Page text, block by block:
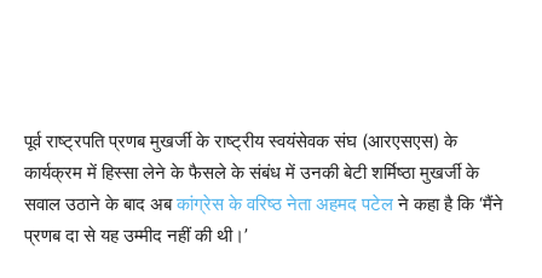
पूर्व राष्ट्रपति प्रणब मुखर्जी के राष्ट्रीय स्वयंसेवक संघ (आरएसएस) के
कार्यक्रम में हिस्सा लेने के फैसले के संबंध में उनकी बेटी शर्मिष्ठा मुखर्जी के
सवाल उठाने के बाद अबकांग्रेस के वरिष्ठ नेता अहमद पटेलने कहा है कि ‘मैंने
प्रणब दा से यह उम्मीद नहीं की थी।’